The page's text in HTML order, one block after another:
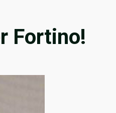
Fortino!